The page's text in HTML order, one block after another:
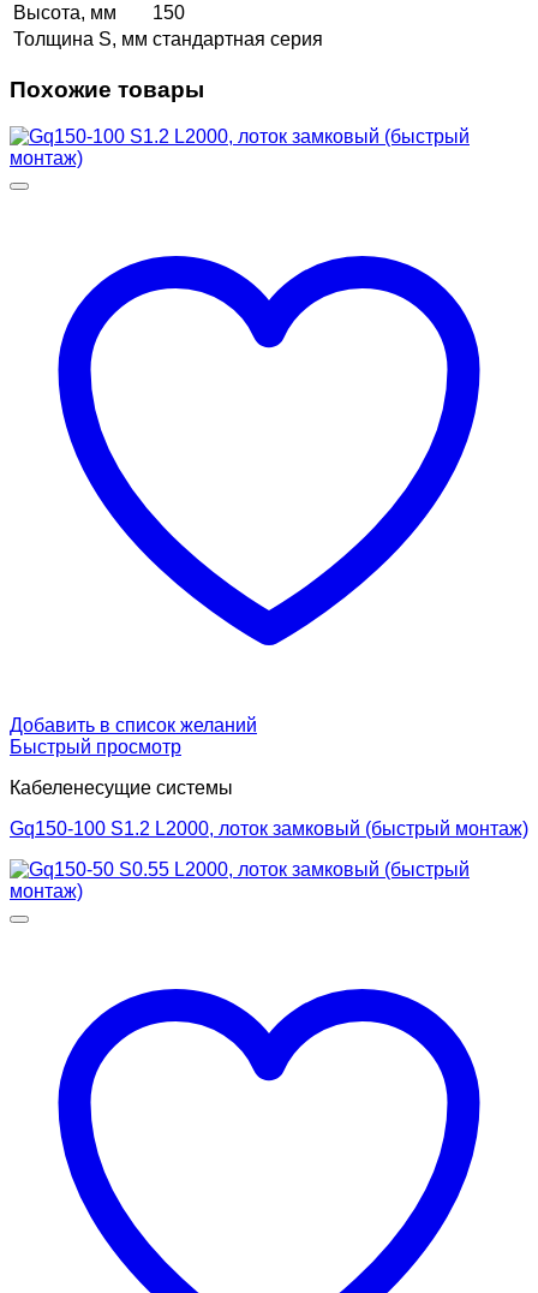
Высота, мм
150
Толщина S, мм стандартная серия
Похожие товары
Добавить в список желаний
Быстрый просмотр
Кабеленесущие системы
Gq150-100 S1.2 L2000, лоток замковый (быстрый монтаж)